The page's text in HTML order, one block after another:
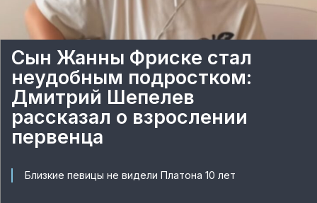
Сын Жанны Фриске стал
неудобным подростком:
Дмитрий Шепелев
рассказал о взрослении
первенца
Близкие певицы не видели Платона 10 лет